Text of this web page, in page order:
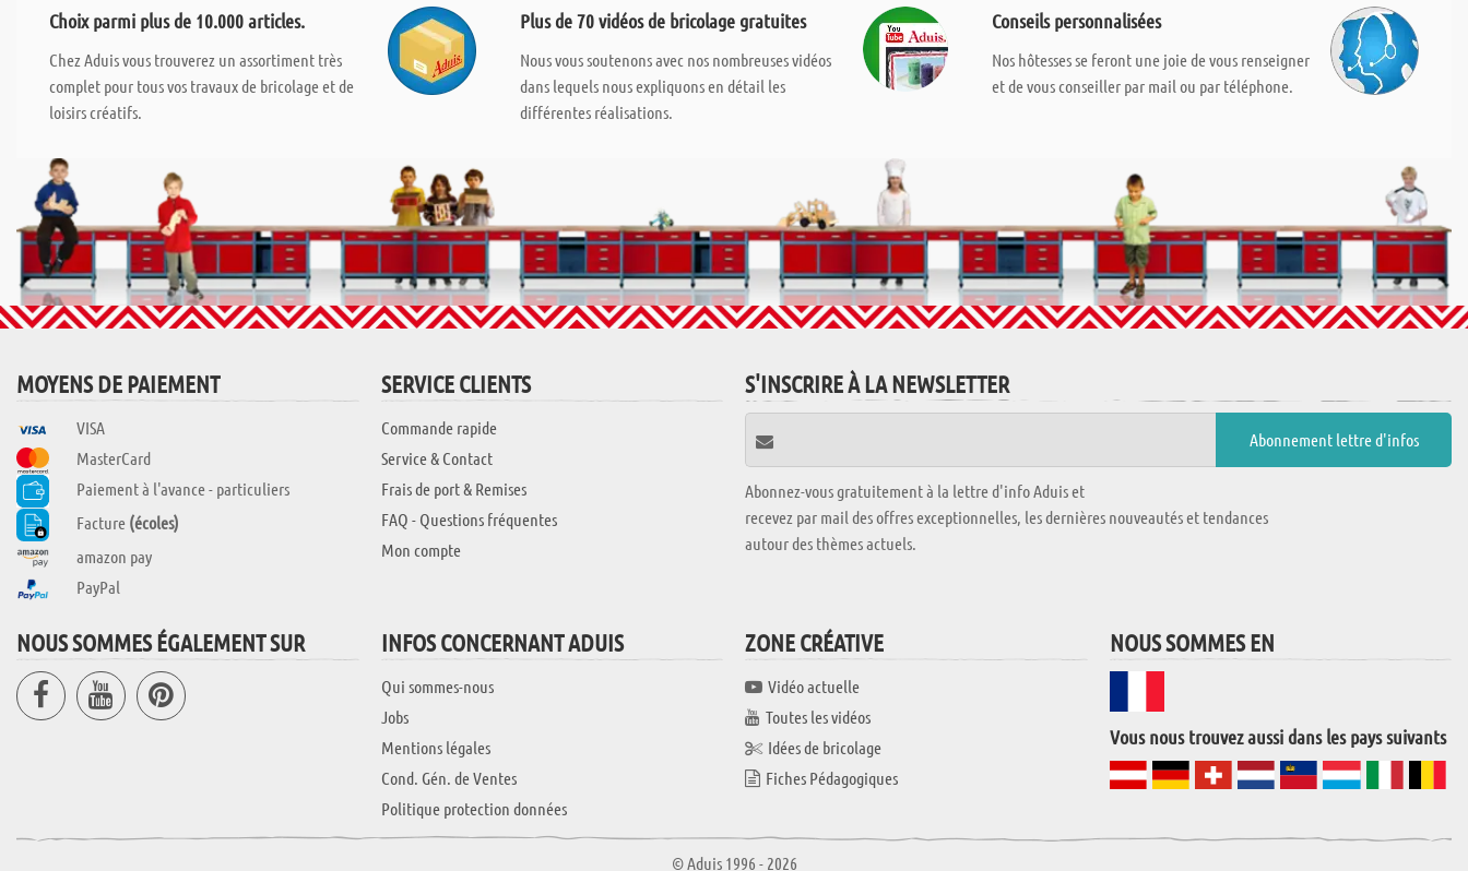
Choix parmi plus de 10.000 articles.
Chez Aduis vous trouverez un assortiment très
complet pour tous vos travaux de bricolage et de
loisirs créatifs.
Plus de 70 vidéos de bricolage gratuites
Nous vous soutenons avec nos nombreuses vidéos
dans lequels nous expliquons en détail les
différentes réalisations.
Conseils personnalisées
Nos hôtesses se feront une joie de vous renseigner
et de vous conseiller par mail ou par téléphone.
MOYENS DE PAIEMENT
VISA
MasterCard
Paiement à l'avance - particuliers
Facture (écoles)
amazon pay
PayPal
SERVICE CLIENTS
Commande rapide
Service & Contact
Frais de port & Remises
FAQ - Questions fréquentes
Mon compte
S'INSCRIRE À LA NEWSLETTER
Abonnez-vous gratuitement à la lettre d'info Aduis et
recevez par mail des offres exceptionnelles, les dernières nouveautés et tendances
autour des thèmes actuels.
NOUS SOMMES ÉGALEMENT SUR INFOS CONCERNANT ADUIS
Qui sommes-nous
Jobs
Mentions légales
Cond. Gén. de Ventes
Politique protection données
ZONE CRÉATIVE
Vidéo actuelle
Toutes les vidéos
Idées de bricolage
Fiches Pédagogiques
NOUS SOMMES EN
Vous nous trouvez aussi dans les pays suivants
© Aduis 1996 - 2026